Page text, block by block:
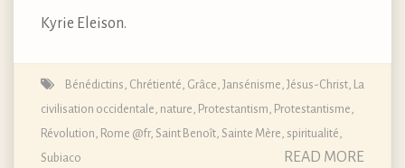
Kyrie Eleison.
Bénédictins Chrétienté Grâce Jansénisme Jésus-Christ La
civilisation occidentale nature Protestantism Protestantisme
Révolution Rome @fr, Saint Benoît Sainte Mère spiritualité
Subiaco
READ MORE